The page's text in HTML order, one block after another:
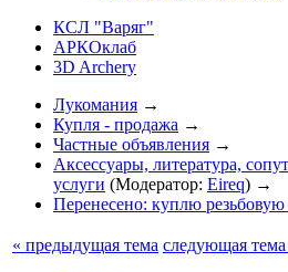
КСЛ "Варяг"
АРКОклаб
3D Archery
Лукомания →
Купля - продажа →
Частные объявления →
Аксессуары, литература,
услуги (Модератор: Eireq) →
Перенесено: куплю
« предыдущая тема следующая тема